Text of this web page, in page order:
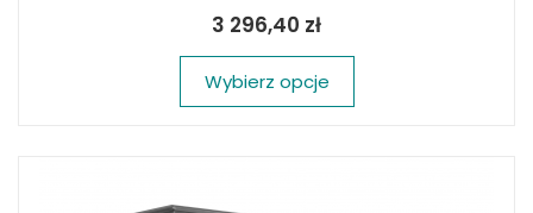
3 296,40 zł
Wybierz opcje